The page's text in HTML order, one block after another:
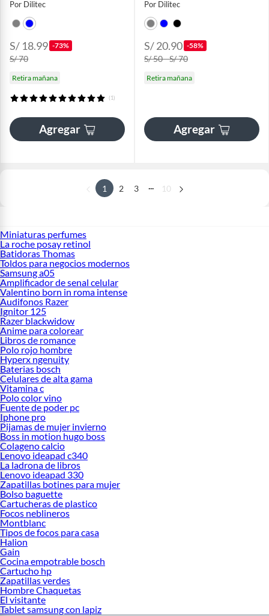
Por Dilitec
S/ 18.99 -73%
S/ 70
Retira mañana
(1)
Agregar
Por Dilitec
S/ 20.90 -58%
S/ 50 - S/ 70
Retira mañana
Agregar
1 2 3 10
Miniaturas perfumes
La roche posay retinol
Batidoras Thomas
Toldos para negocios modernos
Samsung a05
Amplificador de senal celular
Valentino born in roma intense
Audifonos Razer
Ignitor 125
Razer blackwidow
Anime para colorear
Libros de romance
Polo rojo hombre
Hyperx ngenuity
Baterias bosch
Celulares de alta gama
Vitamina c
Polo color vino
Fuente de poder pc
Iphone pro
Pijamas de mujer invierno
Boss in motion hugo boss
Colageno calcio
Lenovo ideapad c340
La ladrona de libros
Lenovo ideapad 330
Zapatillas botines para mujer
Bolso baguette
Cartucheras de plastico
Focos neblineros
Montblanc
Tipos de focos para casa
Halion
Gain
Cocina empotrable bosch
Cartucho hp
Zapatillas verdes
Hombre Chaquetas
El visitante
Tablet samsung con lapiz